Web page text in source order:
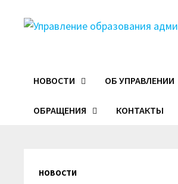
НОВОСТИ ОБ УПРАВЛЕНИИ
ОБРАЩЕНИЯ КОНТАКТЫ
НОВОСТИ